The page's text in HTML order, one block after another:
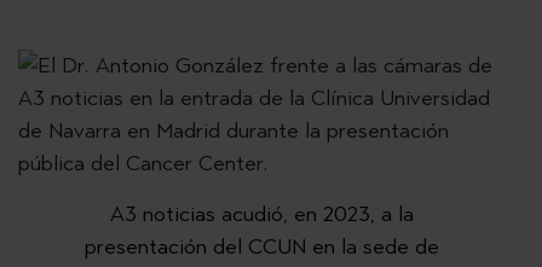
A3 noticias acudió, en 2023, a la
presentación del CCUN en la sede de
Previous